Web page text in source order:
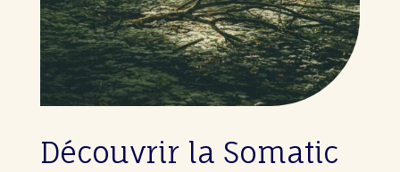
Découvrir la Somatic